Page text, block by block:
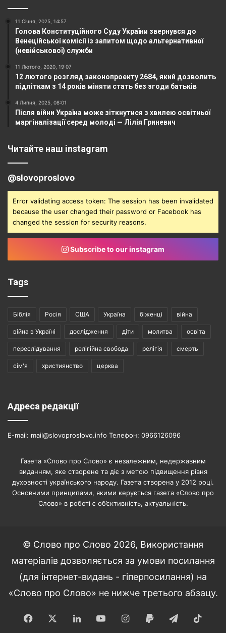
11 Січня, 2025, 14:57
Голова Конституційного Суду України звернувся до
Венеційської комісії із запитом щодо альтернативної
(невійськової) служби
11 Лютого, 2020, 19:07
12 лютого розгляд законопроекту 2684, який дозволить
підліткам з 14 років міняти стать без згоди батьків
4 Липня, 2025, 08:01
Після війни Україна може зіткнутися з хвилею освітньої
маргіналізації серед молоді — Лілія Гриневич
Читайте наш instagram
@slovoproslovo
Error validating access token: The session has been invalidated
because the user changed their password or Facebook has
changed the session for security reasons.
Subscribe to our instagram
Tags
Біблія Росія США Україна біженці війна
війна в Україні дослідження діти молитва освіта
переслідування релігійна свобода релігія смерть
сім'я християнство церква
Адреса редакції
E-mail: mail@slovoproslovo.info Телефон: 0966126096
Газета «Слово про Слово» є незалежним, недержавним
виданням, яке створене та діє з метою підвищення рівня
духовності українського народу. Газета створена у 2012 році.
Основними принципами, якими керується газета «Слово про
Слово» в роботі є об’єктивність, актуальність.
© Слово про Слово 2026, Використання
матеріалів дозволяється за умови посилання
(для інтернет-видань - гіперпосилання) на
«Слово про Слово» не нижче третього абзацу.
Facebook LinkedInYouTubeInstagram
Paypal Telegram